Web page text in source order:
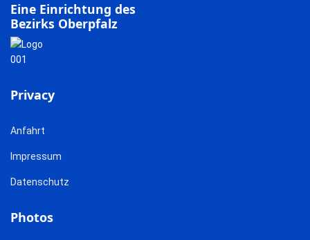
Eine Einrichtung des
Bezirks Oberpfalz
Privacy
Anfahrt
Impressum
Datenschutz
Photos